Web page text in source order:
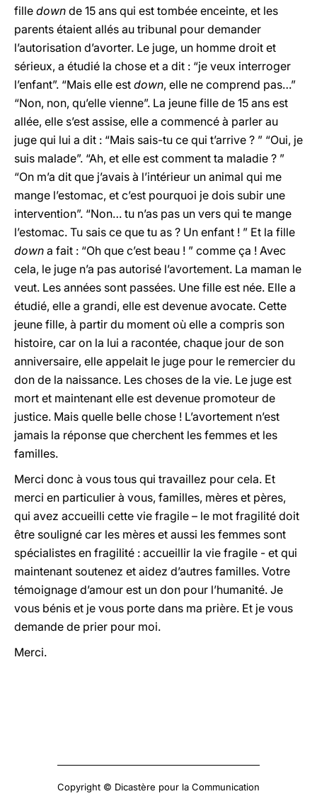
fille down de 15 ans qui est tombée enceinte, et les
parents étaient allés au tribunal pour demander
l’autorisation d’avorter. Le juge, un homme droit et
sérieux, a étudié la chose et a dit : “je veux interroger
l’enfant”. “Mais elle est down, elle ne comprend pas…”
“Non, non, qu’elle vienne”. La jeune fille de 15 ans est
allée, elle s’est assise, elle a commencé à parler au
juge qui lui a dit : “Mais sais-tu ce qui t’arrive ? ” “Oui, je
suis malade”. “Ah, et elle est comment ta maladie ? ”
“On m’a dit que j’avais à l’intérieur un animal qui me
mange l’estomac, et c’est pourquoi je dois subir une
intervention”. “Non… tu n’as pas un vers qui te mange
l’estomac. Tu sais ce que tu as ? Un enfant ! ” Et la fille
down a fait : “Oh que c’est beau ! ” comme ça ! Avec
cela, le juge n’a pas autorisé l’avortement. La maman le
veut. Les années sont passées. Une fille est née. Elle a
étudié, elle a grandi, elle est devenue avocate. Cette
jeune fille, à partir du moment où elle a compris son
histoire, car on la lui a racontée, chaque jour de son
anniversaire, elle appelait le juge pour le remercier du
don de la naissance. Les choses de la vie. Le juge est
mort et maintenant elle est devenue promoteur de
justice. Mais quelle belle chose ! L’avortement n’est
jamais la réponse que cherchent les femmes et les
familles.
Merci donc à vous tous qui travaillez pour cela. Et
merci en particulier à vous, familles, mères et pères,
qui avez accueilli cette vie fragile – le mot fragilité doit
être souligné car les mères et aussi les femmes sont
spécialistes en fragilité : accueillir la vie fragile - et qui
maintenant soutenez et aidez d’autres familles. Votre
témoignage d’amour est un don pour l’humanité. Je
vous bénis et je vous porte dans ma prière. Et je vous
demande de prier pour moi.
Merci.
Copyright © Dicastère pour la Communication